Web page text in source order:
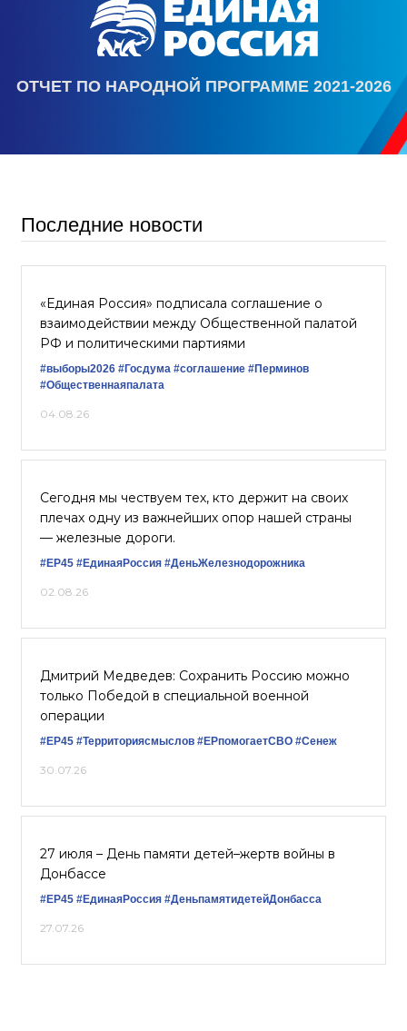
ОТЧЕТ ПО НАРОДНОЙ ПРОГРАММЕ 2021-2026
Последние новости
«Единая Россия» подписала соглашение о
взаимодействии между Общественной палатой
РФ и политическими партиями
#выборы2026 #Госдума #соглашение #Перминов
#Общественнаяпалата
04.08.26
Сегодня мы чествуем тех, кто держит на своих
плечах одну из важнейших опор нашей страны
— железные дороги.
#ЕР45 #ЕдинаяРоссия #ДеньЖелезнодорожника
02.08.26
Дмитрий Медведев: Сохранить Россию можно
только Победой в специальной военной
операции
#ЕР45 #Территориясмыслов #ЕРпомогаетСВО #Сенеж
30.07.26
27 июля – День памяти детей–жертв войны в
Донбассе
#ЕР45 #‎ЕдинаяРоссия #ДеньпамятидетейДонбасса
27.07.26